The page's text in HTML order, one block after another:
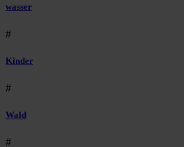
wasser
#
Kinder
#
Wald
#